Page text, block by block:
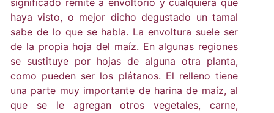
significado remite a envoltorio y cualquiera que
haya visto, o mejor dicho degustado un tamal
sabe de lo que se habla. La envoltura suele ser
de la propia hoja del maíz. En algunas regiones
se sustituye por hojas de alguna otra planta,
como pueden ser los plátanos. El relleno tiene
una parte muy importante de harina de maíz, al
que se le agregan otros vegetales, carne,